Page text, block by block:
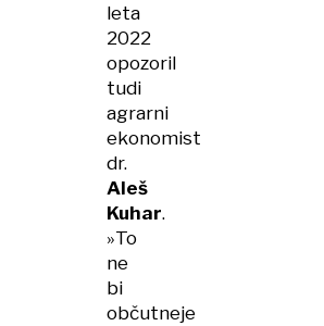
leta
2022
opozoril
tudi
agrarni
ekonomist
dr.
Aleš
Kuhar.
»To
ne
bi
občutneje